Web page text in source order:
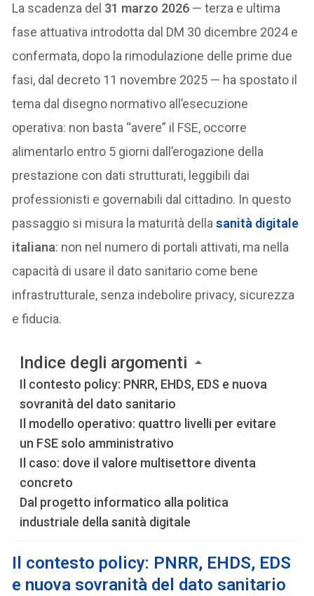
La scadenza del 31 marzo 2026 — terza e ultima
fase attuativa introdotta dal DM 30 dicembre 2024 e
confermata, dopo la rimodulazione delle prime due
fasi, dal decreto 11 novembre 2025 — ha spostato il
tema dal disegno normativo all’esecuzione
operativa: non basta “avere” il FSE, occorre
alimentarlo entro 5 giorni dall’erogazione della
prestazione con dati strutturati, leggibili dai
professionisti e governabili dal cittadino. In questo
passaggio si misura la maturità dellasanità digitale
italiana: non nel numero di portali attivati, ma nella
capacità di usare il dato sanitario come bene
infrastrutturale, senza indebolire privacy, sicurezza
e fiducia.
Indice degli argomenti
Il contesto policy: PNRR, EHDS, EDS e nuova
sovranità del dato sanitario
Il modello operativo: quattro livelli per evitare
un FSE solo amministrativo
Il caso: dove il valore multisettore diventa
concreto
Dal progetto informatico alla politica
industriale della sanità digitale
Il contesto policy: PNRR, EHDS, EDS
e nuova sovranità del dato sanitario